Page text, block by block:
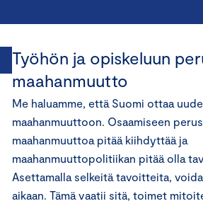
Työhön ja opiskeluun
maahanmuutto
Me haluamme, että Suomi ottaa
maahanmuuttoon. Osaamiseen
maahanmuuttoa pitää kiihdyttää ja
maahanmuuttopolitiikan pitää olla
Asettamalla selkeitä tavoitteita,
aikaan. Tämä vaatii sitä, toimet